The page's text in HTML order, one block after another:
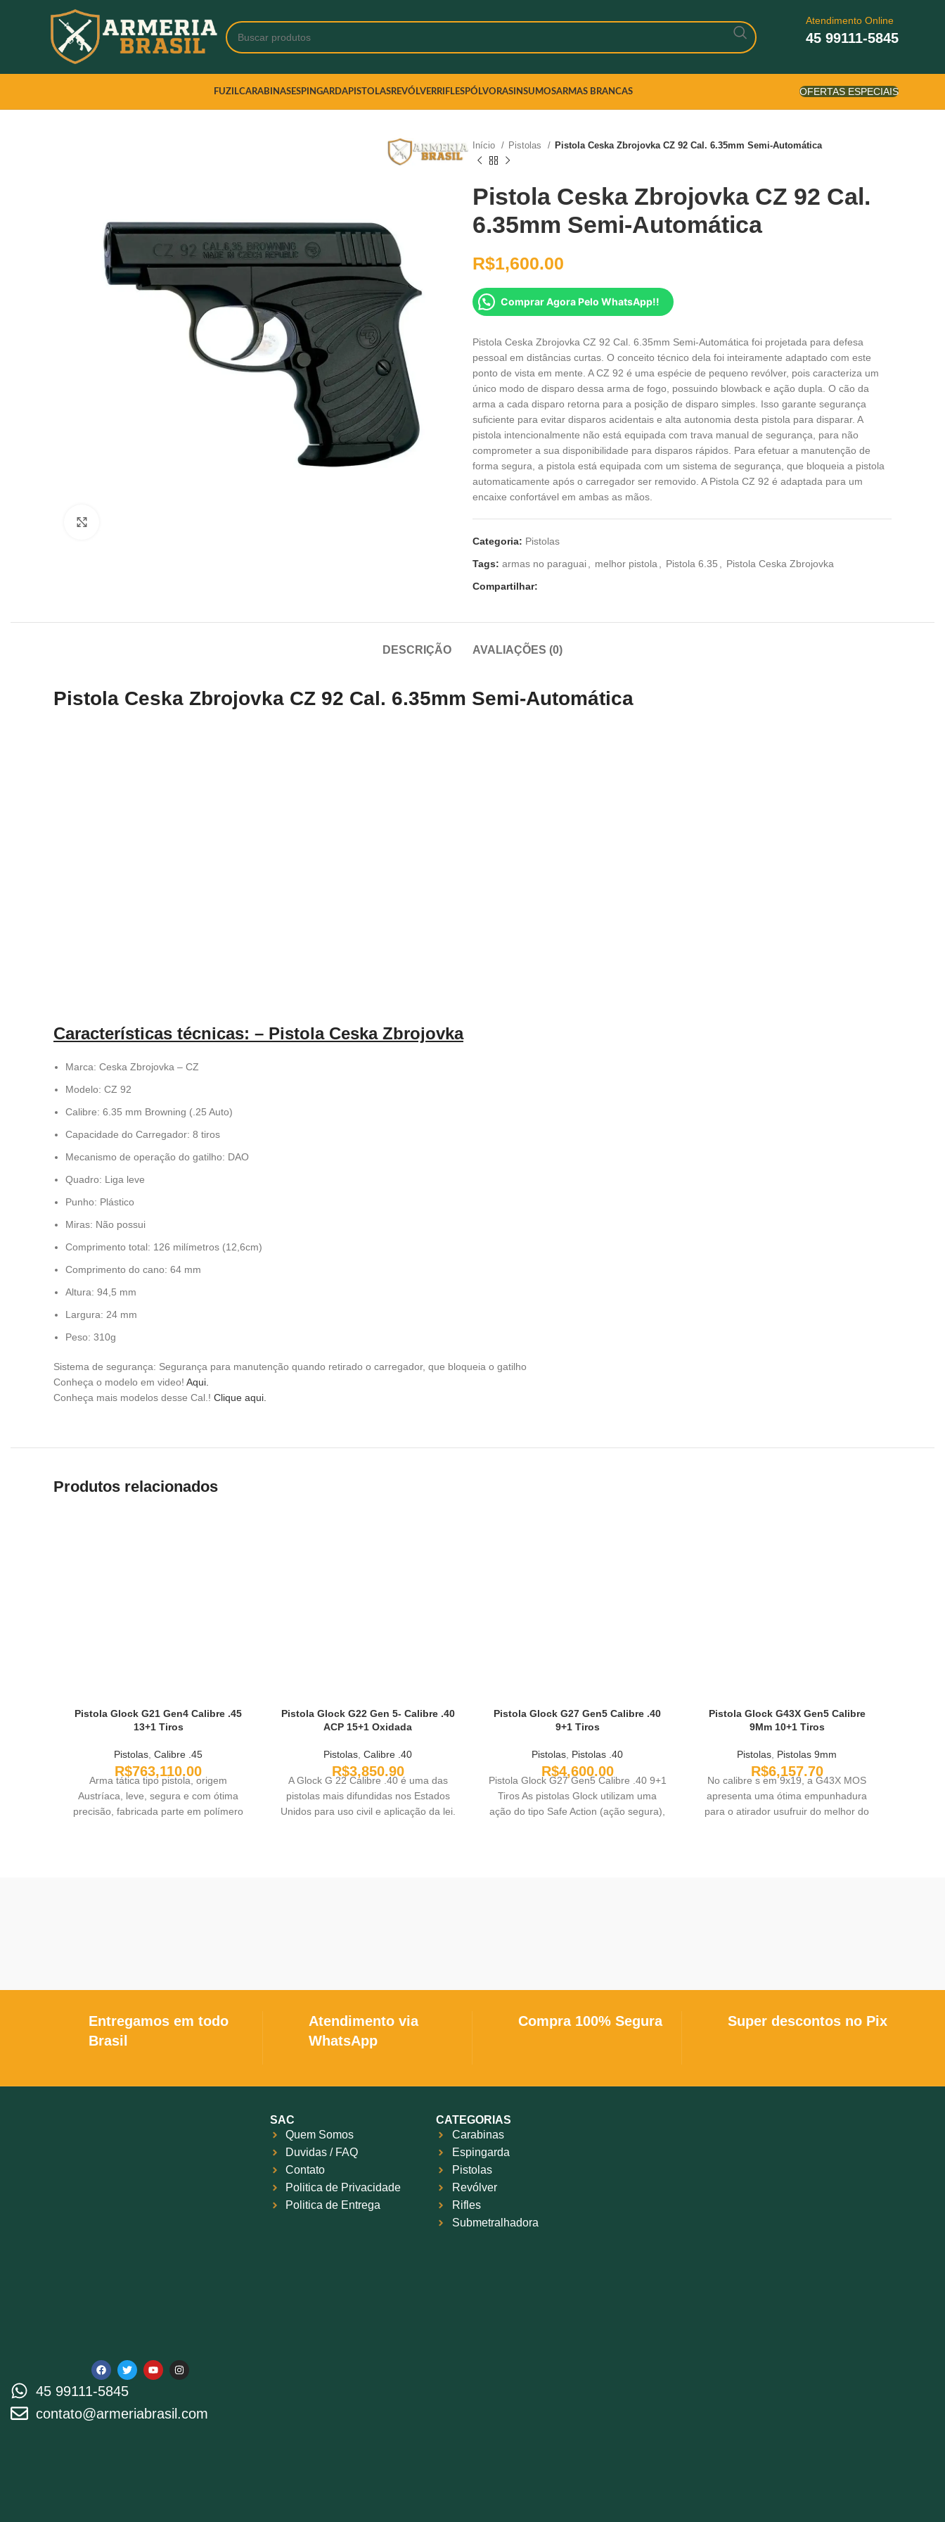
Atendimento Online
45 99111-5845
FUZILCARABINASESPINGARDAPISTOLASREVÓLVERRIFLESPÓLVORASINSUMOSARMAS BRANCAS OFERTAS ESPECIAIS
Início Pistolas Pistola Ceska Zbrojovka CZ 92 Cal. 6.35mm Semi-Automática
Pistola Ceska Zbrojovka CZ 92 Cal.
6.35mm Semi-Automática
R$1,600.00
Comprar Agora Pelo WhatsApp!!
Pistola Ceska Zbrojovka CZ 92 Cal. 6.35mm Semi-Automática foi projetada para defesa
pessoal em distâncias curtas. O conceito técnico dela foi inteiramente adaptado com este
ponto de vista em mente. A CZ 92 é uma espécie de pequeno revólver, pois caracteriza um
único modo de disparo dessa arma de fogo, possuindo blowback e ação dupla. O cão da
arma a cada disparo retorna para a posição de disparo simples. Isso garante segurança
suficiente para evitar disparos acidentais e alta autonomia desta pistola para disparar. A
pistola intencionalmente não está equipada com trava manual de segurança, para não
comprometer a sua disponibilidade para disparos rápidos. Para efetuar a manutenção de
forma segura, a pistola está equipada com um sistema de segurança, que bloqueia a pistola
automaticamente após o carregador ser removido. A Pistola CZ 92 é adaptada para um
encaixe confortável em ambas as mãos.
Categoria: Pistolas
Tags: armas no paraguai melhor pistola Pistola 6.35
Pistola Ceska Zbrojovka
Compartilhar:
DESCRIÇÃO AVALIAÇÕES (0)
Pistola Ceska Zbrojovka CZ 92 Cal. 6.35mm Semi-Automática
Características técnicas: – Pistola Ceska Zbrojovka
Marca: Ceska Zbrojovka – CZ
Modelo: CZ 92
Calibre: 6.35 mm Browning (.25 Auto)
Capacidade do Carregador: 8 tiros
Mecanismo de operação do gatilho: DAO
Quadro: Liga leve
Punho: Plástico
Miras: Não possui
Comprimento total: 126 milímetros (12,6cm)
Comprimento do cano: 64 mm
Altura: 94,5 mm
Largura: 24 mm
Peso: 310g
Sistema de segurança: Segurança para manutenção quando retirado o carregador, que bloqueia o gatilho
Conheça o modelo em video! Aqui.
Conheça mais modelos desse Cal.! Clique aqui.
Produtos relacionados
Pistola Glock G21 Gen4 Calibre .45
13+1 Tiros
Pistolas Calibre .45
R$763,110.00
Arma tática tipo pistola, origem
Austríaca, leve, segura e com ótima
precisão, fabricada parte em polímero
sequencialmente à medida que o gatilho
é acionado e reativadas
Pistola Glock G22 Gen 5- Calibre .40
ACP 15+1 Oxidada
Pistolas Calibre .40
R$3,850.90
A Glock G 22 Calibre .40 é uma das
pistolas mais difundidas nos Estados
Unidos para uso civil e aplicação da lei.
Pistola Glock G27 Gen5 Calibre .40
9+1 Tiros
Pistolas Pistolas .40
R$4,600.00
Pistola Glock G27 Gen5 Calibre .40 9+1
Tiros As pistolas Glock utilizam uma
ação do tipo Safe Action (ação segura),
Pistola Glock G43X Gen5 Calibre
9Mm 10+1 Tiros
Pistolas Pistolas 9mm
R$6,157.70
No calibre s em 9x19, a G43X MOS
apresenta uma ótima empunhadura
para o atirador usufruir do melhor do
Entregamos em todo
Brasil
Atendimento via
WhatsApp
Compra 100% Segura Super descontos no Pix
45 99111-5845
contato@armeriabrasil.com
SAC
Quem Somos
Duvidas / FAQ
Contato
Politica de Privacidade
Politica de Entrega
CATEGORIAS
Carabinas
Espingarda
Pistolas
Revólver
Rifles
Submetralhadora